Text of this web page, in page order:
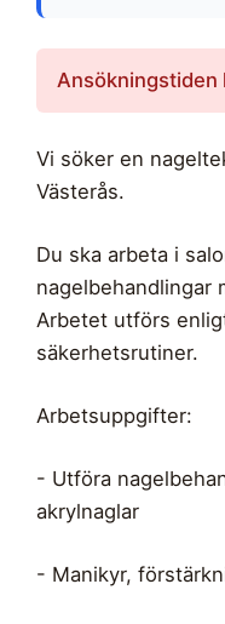
Ansökningstiden
Vi söker en
Västerås.
Du ska arbeta i
nagelbehandlingar
Arbetet utförs
säkerhetsrutiner.
Arbetsuppgifter:
- Utföra
akrylnaglar
- Manikyr,